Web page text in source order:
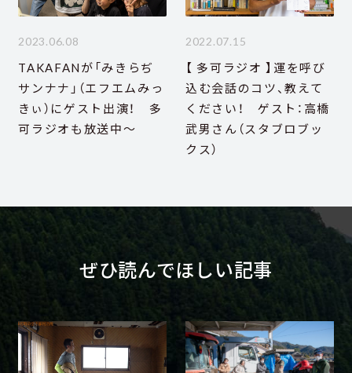
2023.06.08
TAKAFANが「みきらぢ
サンナナ」（エフエムみっ
きぃ）にゲスト出演！ 多
可ラジオも放送中～
2022.07.15
【 多可ラジオ 】運を呼び
込む会話のコツ、教えて
ください！ ゲスト：高橋
武男さん（スタブロブッ
クス）
ぜひ読んでほしい記事